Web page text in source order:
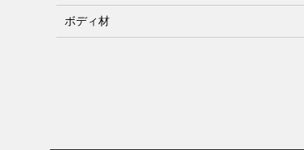
ボディ材